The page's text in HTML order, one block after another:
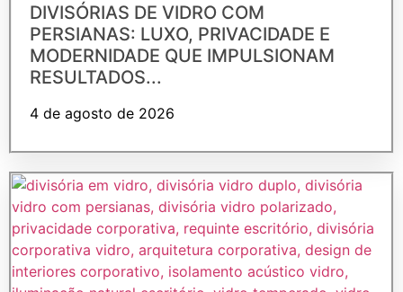
DIVISÓRIAS DE VIDRO COM
PERSIANAS: LUXO, PRIVACIDADE E
MODERNIDADE QUE IMPULSIONAM
RESULTADOS...
4 de agosto de 2026